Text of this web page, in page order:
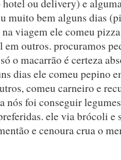
ou delivery) e
muito bem alguns dias
viagem ele comeu
outros. procuramos
o macarrão é certeza
dias ele comeu pepino
comeu carneiro e
nós foi conseguir
ele via brócoli e
e cenoura crua o